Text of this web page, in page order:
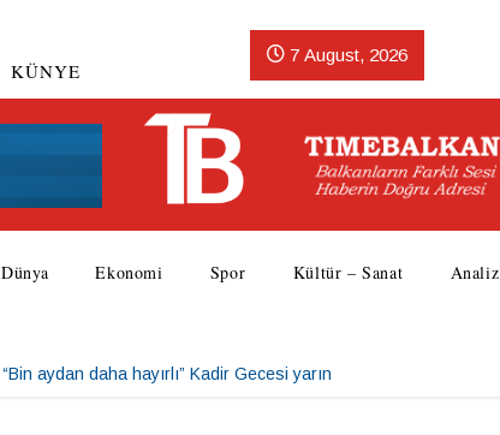
KÜNYE
7 August, 2026
Dünya Ekonomi Spor Kültür – Sanat Analiz
“Bin aydan daha hayırlı” Kadir Gecesi yarın